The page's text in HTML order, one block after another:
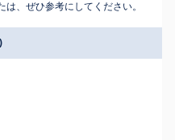
、ぜひ参考にしてください。